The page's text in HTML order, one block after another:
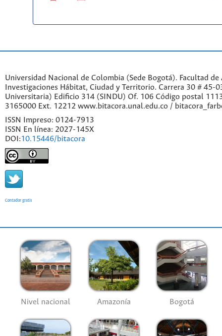
Universidad Nacional de Colombia (Sede Bogotá). Facultad
Investigaciones Hábitat, Ciudad y Territorio. Carrera 30 # 45-
Universitaria) Edificio 314 (SINDU) Of. 106 Código postal
3165000 Ext. 12212 www.bitacora.unal.edu.co /
ISSN Impreso: 0124-7913
ISSN En línea: 2027-145X
DOI:10.15446/bitacora
Contador gratis
Nivel nacional Amazonía Bogotá